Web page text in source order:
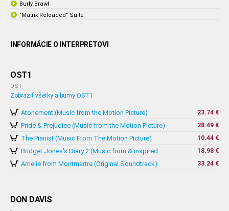
Burly Brawl
"Matrix Reloaded" Suite
INFORMÁCIE O INTERPRETOVI
OST1
OST
Zobraziť všetky albumy OST1
Atonement (Music from the Motion Picture) 23.74 €
Pride & Prejudice (Music from the Motion Picture) 28.49 €
The Pianist (Music From The Motion Picture)
10.44 €
Bridget Jones's Diary 2 (Music from & inspired by The Motion Picture)
18.98 €
Amelie from Montmartre (Original Soundtrack) 33.24 €
DON DAVIS